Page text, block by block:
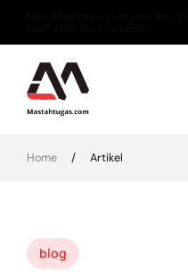
Home / Artikel
blog